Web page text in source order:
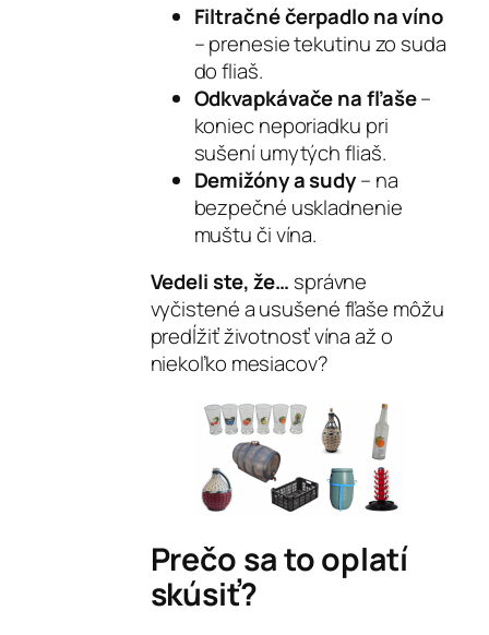
Filtračné čerpadlo na víno
– prenesie tekutinu zo suda
do fliaš.
Odkvapkávače na fľaše–
koniec neporiadku pri
sušení umytých fliaš.
Demižóny a sudy– na
bezpečné uskladnenie
muštu či vína.
Vedeli ste, že… správne
vyčistené a usušené fľaše môžu
predĺžiť životnosť vína až o
niekoľko mesiacov?
Prečo sa to oplatí
skúsiť?